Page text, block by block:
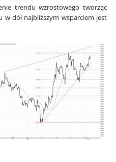
trendu wzrostowego tworząc
dół najbliższym wsparciem jest